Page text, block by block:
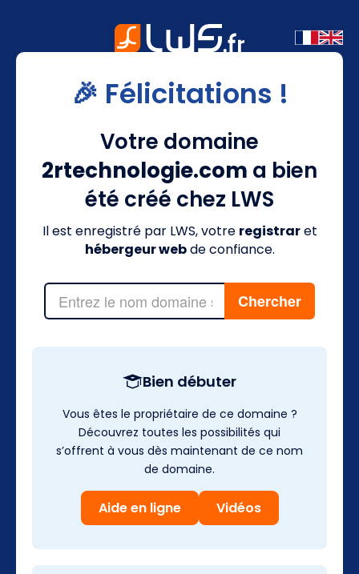
🎉 Félicitations !
Votre domaine
2rtechnologie.com a bien
été créé chez LWS
Il est enregistré par LWS, votre registraret
hébergeur webde confiance.
Bien débuter
Vous êtes le propriétaire de ce domaine ?
Découvrez toutes les possibilités qui
s’offrent à vous dès maintenant de ce nom
de domaine.
Aide en ligne Vidéos